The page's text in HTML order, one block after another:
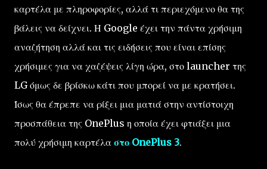
καρτέλα με πληροφορίες, αλλά τι περιεχόμενο θα της
βάλεις να δείχνει. Η Google έχει την πάντα χρήσιμη
αναζήτηση αλλά και τις ειδήσεις που είναι επίσης
χρήσιμες για να χαζέψεις λίγη ώρα, στο launcher της
LG όμως δε βρίσκω κάτι που μπορεί να με κρατήσει.
Ίσως θα έπρεπε να ρίξει μια ματιά στην αντίστοιχη
προσπάθεια της OnePlus η οποία έχει φτιάξει μια
πολύ χρήσιμη καρτέλα στο OnePlus 3.